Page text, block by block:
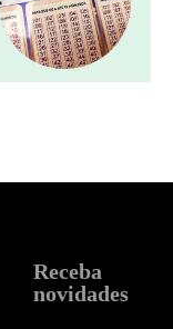
Receba
novidades